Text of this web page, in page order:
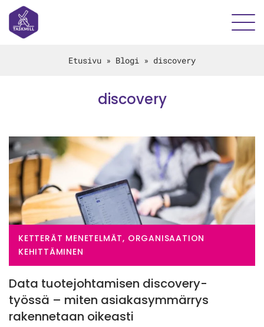
Etusivu » Blogi » discovery
discovery
KETTERÄT MENETELMÄT, ORGANISAATION
KEHITTÄMINEN
Data tuotejohtamisen discovery-
työssä – miten asiakasymmärrys
rakennetaan oikeasti